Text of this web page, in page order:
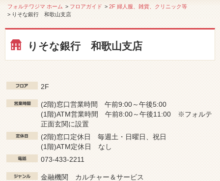
フォルテワジマ ホーム > フロアガイド > 2F 婦人服、雑貨、クリニック等
> りそな銀行 和歌山支店
りそな銀行 和歌山支店
2F
(2階)窓口営業時間 午前9:00～午後5:00
(1階)ATM営業時間 午前8:00～午後11:00 ※フォルテ
正面玄関に設置
(2階)窓口定休日 毎週土・日曜日、祝日
(1階)ATM定休日 なし
073-433-2211
金融機関 カルチャー＆サービス